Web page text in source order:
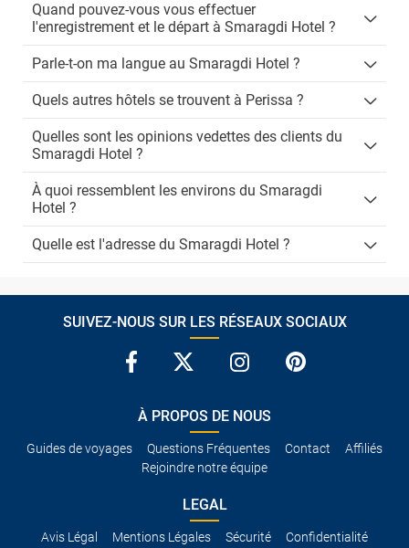
Quand pouvez-vous vous effectuer
l'enregistrement et le départ à Smaragdi Hotel ?
Parle-t-on ma langue au Smaragdi Hotel ?
Quels autres hôtels se trouvent à Perissa ?
Quelles sont les opinions vedettes des clients du
Smaragdi Hotel ?
À quoi ressemblent les environs du Smaragdi
Hotel ?
Quelle est l'adresse du Smaragdi Hotel ?
SUIVEZ-NOUS SUR LES RÉSEAUX SOCIAUX
À PROPOS DE NOUS
Guides de voyages Questions Fréquentes Contact
Affiliés
Rejoindre notre équipe
LEGAL
Avis Légal Mentions Légales Sécurité Confidentialité